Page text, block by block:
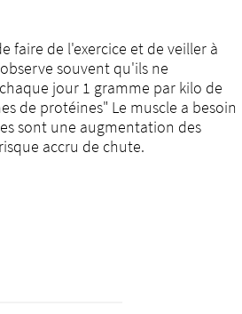
faire de l'exercice et de veiller à
souvent qu'ils ne
jour 1 gramme par kilo de
de protéines" Le muscle a besoin
sont une augmentation des
accru de chute.